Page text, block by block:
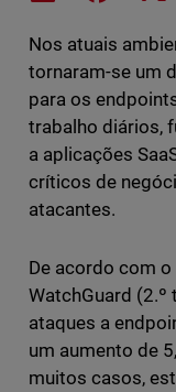
Nos atuais
tornaram-se um
para os
trabalho diários,
a aplicações
críticos de
atacantes.
De acordo com
WatchGuard
ataques a
um aumento de
muitos casos,